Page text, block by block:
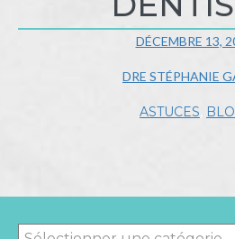
DÉCEMBRE 13,
DRE STÉPHANIE
ASTUCES